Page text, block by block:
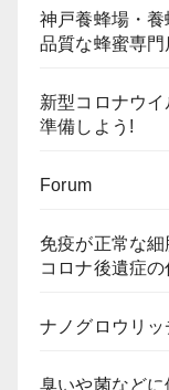
神戸養蜂場・
品質な蜂蜜専門
新型コロナウ
準備しよう!
Forum
免疫が正常な
コロナ後遺症の
ナノグロウリ
臭いや菌など